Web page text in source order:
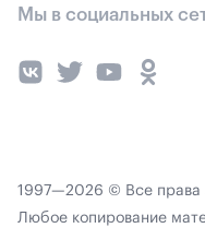
Мы в социальных
1997—2026 © Все
Любое копирование